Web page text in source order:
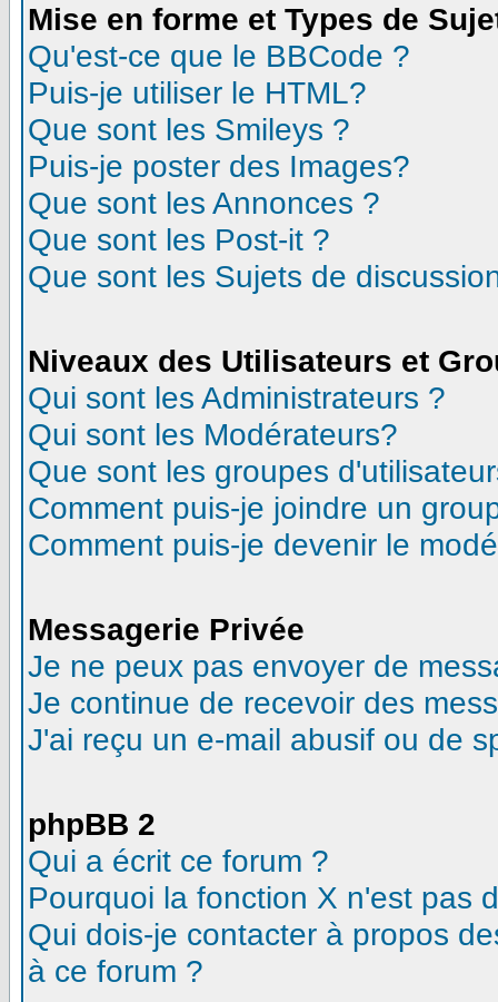
Mise en forme et Types de
Qu'est-ce que le BBCode ?
Puis-je utiliser le HTML?
Que sont les Smileys ?
Puis-je poster des Images?
Que sont les Annonces ?
Que sont les Post-it ?
Que sont les Sujets de
Niveaux des Utilisateurs et
Qui sont les Administrateurs ?
Qui sont les Modérateurs?
Que sont les groupes
Comment puis-je joindre un
Comment puis-je devenir le
Messagerie Privée
Je ne peux pas envoyer de
Je continue de recevoir des
J'ai reçu un e-mail abusif ou de
phpBB 2
Qui a écrit ce forum ?
Pourquoi la fonction X n'est pas
Qui dois-je contacter à propos
à ce forum ?